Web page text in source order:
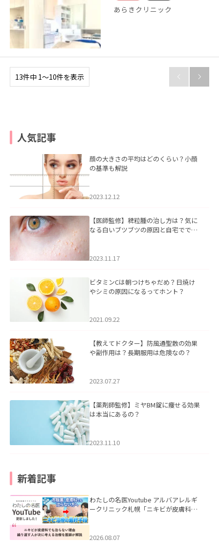
あらきクリニック
13件中 1〜10件を表示  
人気記事
顔の大きさの平均はどのくらい？小顔
の基準も解説
2023.12.12
【医師監修】稗粒腫の治し方は？気に
なる白いブツブツの原因と自宅ででき
2023.11.17
ビタミンCは朝つけちゃだめ？日焼け
やシミの原因になるってホント？
2021.09.22
【教えてドクター】防風通聖散の効果
や副作用は？長期服用は危険なの？
2023.07.27
【薬剤師監修】ミヤBM錠に痩せる効果
は本当にあるの？
2023.11.10
新着記事
わたしの名医Youtube アルバアレルギ
ークリニック札幌「ニキビが皮膚科で
ました。
2026.08.07